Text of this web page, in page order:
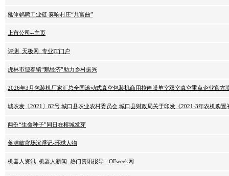
延伸鹌鹑工业链 奏响村庄“共富曲”
上市公司--主页
评测_天极网_专业IT门户
虎林市迎春镇“鹅经济”助力乡村振兴
2026年3月包装机厂家汇总全国滚动式真空包装机商用拉伸膜单室双室真空重点企业官方
城农发〔2021〕82号 城口县农业农村委员会 城口县财政局关于印发《2021-3年农机购置
两份“生命种子”同日在榕城发芽
蒋洁敏官场沉浮记-环球人物
机器人资讯_机器人新闻_热门资讯报导 - OFweek网